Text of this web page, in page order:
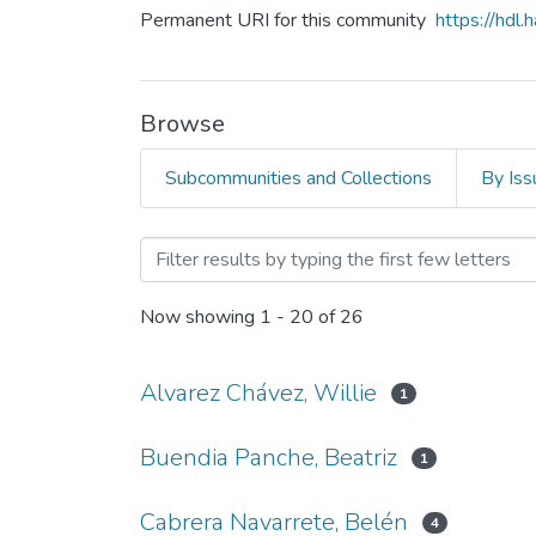
Permanent URI for this community https://
Browse
Subcommunities and Collections By
Browsing Escuela de
Now showing 1 - 20 of 26
Alvarez Chávez, Willie 1
Buendia Panche, Beatriz 1
Cabrera Navarrete, Belén 4